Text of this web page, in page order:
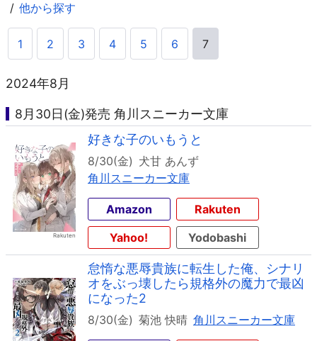
他から探す
1 2 3 4 5 6 7
2024年8月
8月30日(金)発売 角川スニーカー文庫
好きな子のいもうと
8/30(金) 犬甘 あんず
角川スニーカー文庫
Amazon
Rakuten
Yahoo!
Yodobashi
怠惰な悪辱貴族に転生した俺、シナリ
オをぶっ壊したら規格外の魔力で最凶
になった2
8/30(金) 菊池 快晴 角川スニーカー文庫